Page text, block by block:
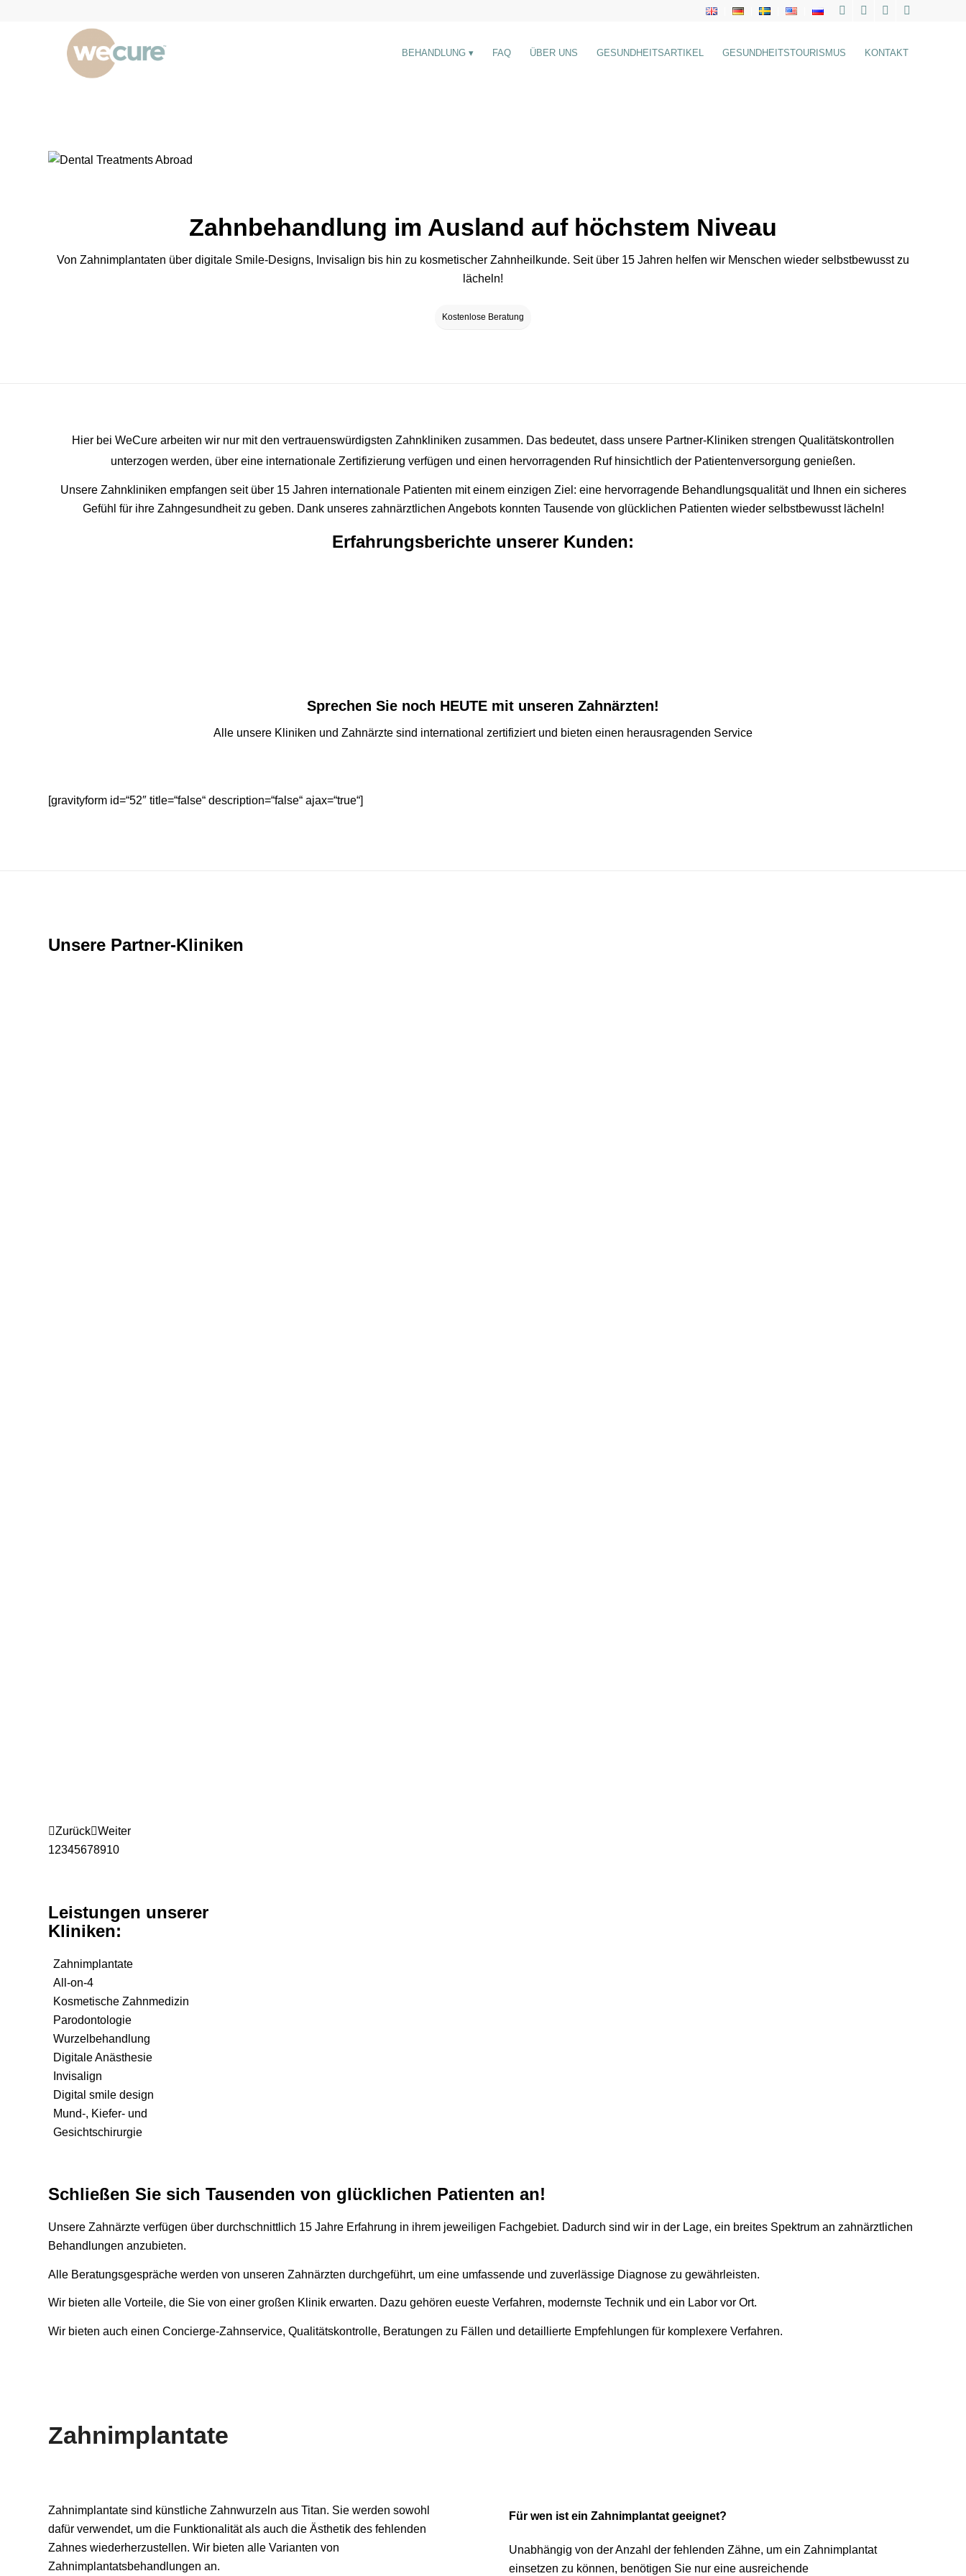
BEHANDLUNG FAQ ÜBER UNS GESUNDHEITSARTIKEL GESUNDHEITSTOURISMUS KONTAKT
Zahnbehandlung im Ausland auf höchstem Niveau
Von Zahnimplantaten über digitale Smile-Designs, Invisalign bis hin zu kosmetischer Zahnheilkunde. Seit über 15 Jahren helfen wir Menschen wieder selbstbewusst zu
lächeln!
Kostenlose Beratung
Hier bei WeCure arbeiten wir nur mit den vertrauenswürdigsten Zahnkliniken zusammen. Das bedeutet, dass unsere Partner-Kliniken strengen Qualitätskontrollen
unterzogen werden, über eine internationale Zertifizierung verfügen und einen hervorragenden Ruf hinsichtlich der Patientenversorgung genießen.
Unsere Zahnkliniken empfangen seit über 15 Jahren internationale Patienten mit einem einzigen Ziel: eine hervorragende Behandlungsqualität und Ihnen ein sicheres
Gefühl für ihre Zahngesundheit zu geben. Dank unseres zahnärztlichen Angebots konnten Tausende von glücklichen Patienten wieder selbstbewusst lächeln!
Erfahrungsberichte unserer Kunden:
Sprechen Sie noch HEUTE mit unseren Zahnärzten!
Alle unsere Kliniken und Zahnärzte sind international zertifiziert und bieten einen herausragenden Service
[gravityform id=“52″ title=“false“ description=“false“ ajax=“true“]
Unsere Partner-Kliniken
Zurück Weiter
12345678910
Leistungen unserer
Kliniken:
Zahnimplantate
All-on-4
Kosmetische Zahnmedizin
Parodontologie
Wurzelbehandlung
Digitale Anästhesie
Invisalign
Digital smile design
Mund-, Kiefer- und
Gesichtschirurgie
Schließen Sie sich Tausenden von glücklichen Patienten an!
Unsere Zahnärzte verfügen über durchschnittlich 15 Jahre Erfahrung in ihrem jeweiligen Fachgebiet. Dadurch sind wir in der Lage, ein breites Spektrum an zahnärztlichen
Behandlungen anzubieten.
Alle Beratungsgespräche werden von unseren Zahnärzten durchgeführt, um eine umfassende und zuverlässige Diagnose zu gewährleisten.
Wir bieten alle Vorteile, die Sie von einer großen Klinik erwarten. Dazu gehören eueste Verfahren, modernste Technik und ein Labor vor Ort.
Wir bieten auch einen Concierge-Zahnservice, Qualitätskontrolle, Beratungen zu Fällen und detaillierte Empfehlungen für komplexere Verfahren.
Zahnimplantate
Zahnimplantate sind künstliche Zahnwurzeln aus Titan. Sie werden sowohl
dafür verwendet, um die Funktionalität als auch die Ästhetik des fehlenden
Zahnes wiederherzustellen. Wir bieten alle Varianten von
Zahnimplantatsbehandlungen an.
Für wen ist ein Zahnimplantat geeignet?
Unabhängig von der Anzahl der fehlenden Zähne, um ein Zahnimplantat
einsetzen zu können, benötigen Sie nur eine ausreichende